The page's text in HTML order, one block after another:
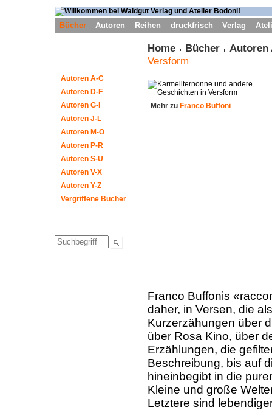
Bücher Autoren Reihen druckfrisch Verlag
Autoren A-C
Autoren D-F
Autoren G-I
Autoren J-L
Autoren M-O
Autoren P-R
Autoren S-U
Autoren V-X
Autoren Y-Z
Vergriffene Bücher
Home Bücher
Autoren
Versform
Mehr zu Franco Buffoni
Franco Buffonis
daher, in Versen, die
Kurzerzähungen über
über Rosa Kino, über
Erzählungen, die
Beschreibung, bis auf
hineinbegibt in die
Kleine und große
Letztere sind